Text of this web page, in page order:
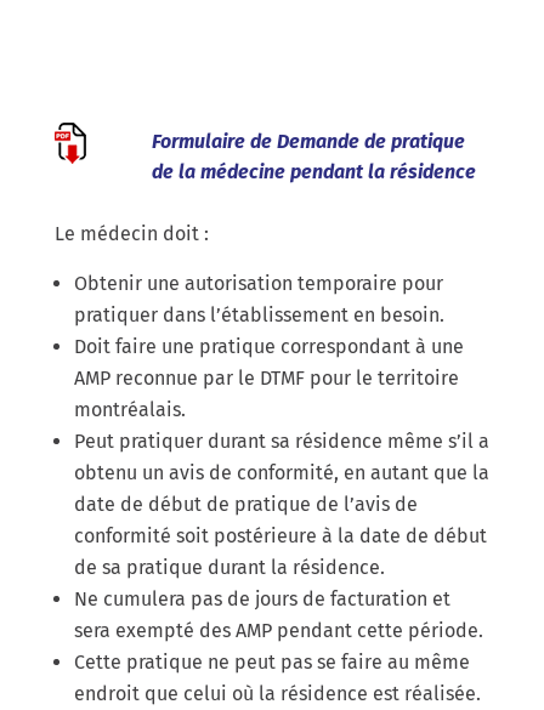
Formulaire de Demande de pratique
de la médecine pendant la résidence
Le médecin doit :
Obtenir une autorisation temporaire pour
pratiquer dans l’établissement en besoin.
Doit faire une pratique correspondant à une
AMP reconnue par le DTMF pour le territoire
montréalais.
Peut pratiquer durant sa résidence même s’il a
obtenu un avis de conformité, en autant que la
date de début de pratique de l’avis de
conformité soit postérieure à la date de début
de sa pratique durant la résidence.
Ne cumulera pas de jours de facturation et
sera exempté des AMP pendant cette période.
Cette pratique ne peut pas se faire au même
endroit que celui où la résidence est réalisée.